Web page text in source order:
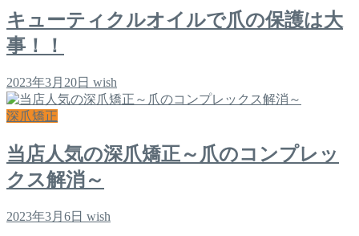
キューティクルオイルで爪の保護は大
事！！
2023年3月20日 wish
深爪矯正
当店人気の深爪矯正～爪のコンプレッ
クス解消～
2023年3月6日 wish